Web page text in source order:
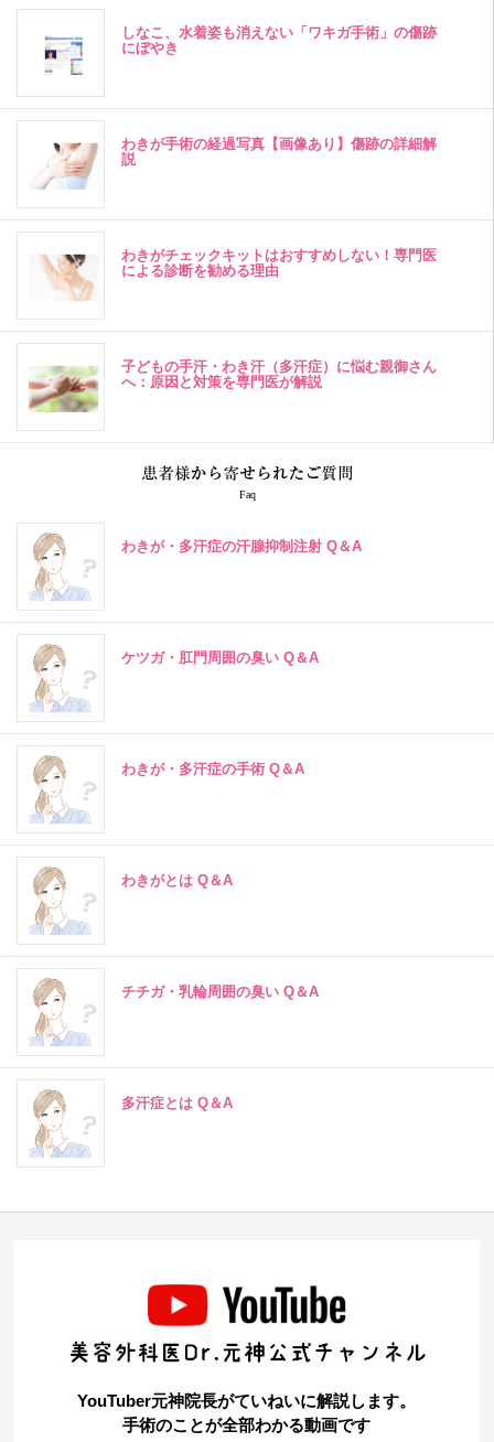
しなこ、水着姿も消えない「ワキガ手術」の傷跡
にぼやき
わきが手術の経過写真【画像あり】傷跡の詳細解
説
わきがチェックキットはおすすめしない！専門医
による診断を勧める理由
子どもの手汗・わき汗（多汗症）に悩む親御さん
へ：原因と対策を専門医が解説
Faq
わきが・多汗症の汗腺抑制注射 Q＆A
ケツガ・肛門周囲の臭い Q＆A
わきが・多汗症の手術 Q＆A
わきがとは Q＆A
チチガ・乳輪周囲の臭い Q＆A
多汗症とは Q＆A
YouTuber元神院長がていねいに解説します。
手術のことが全部わかる動画です